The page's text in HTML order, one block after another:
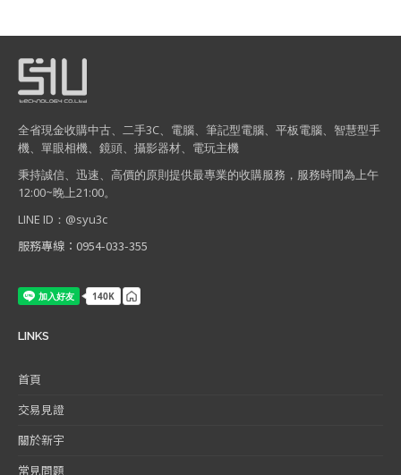
全省現金收購中古、二手3C、電腦、筆記型電腦、平板電腦、智慧型手
機、單眼相機、鏡頭、攝影器材、電玩主機
秉持誠信、迅速、高價的原則提供最專業的收購服務，服務時間為上午
12:00~晚上21:00。
LINE ID：@syu3c
服務專線：0954-033-355
LINKS
首頁
交易見證
關於新宇
常見問題